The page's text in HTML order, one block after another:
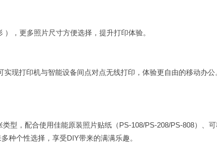
），更多照片尺寸方便选择，提升打印体验。
实现打印机与智能设备间点对点无线打印，体验更自由的移动办公
型，配合使用佳能原装照片贴纸（PS-108/PS-208/PS-808）、
种个性选择，享受DIY带来的满满乐趣。